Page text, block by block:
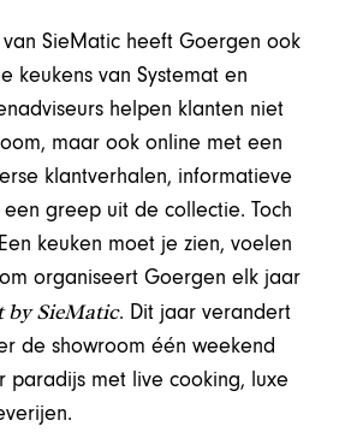
SieMatic heeft Goergen ook
keukens van Systemat en
helpen klanten niet
maar ook online met een
klantverhalen, informatieve
greep uit de collectie. Toch
keuken moet je zien, voelen
organiseert Goergen elk jaar
by SieMatic. Dit jaar verandert
de showroom één weekend
paradijs met live cooking, luxe